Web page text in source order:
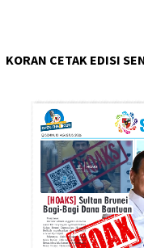
KORAN CETAK EDISI